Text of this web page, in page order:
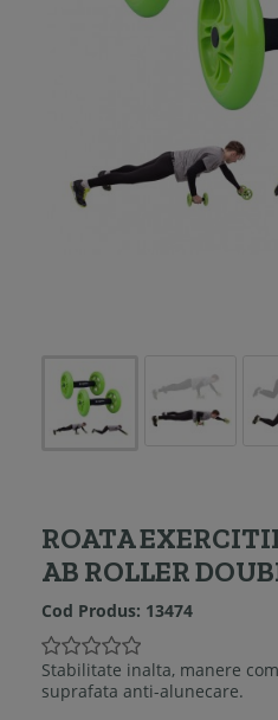
ROATA
AB ROLLER
Cod Produs: 13474
Stabilitate inalta, manere
suprafata anti-alunecare.